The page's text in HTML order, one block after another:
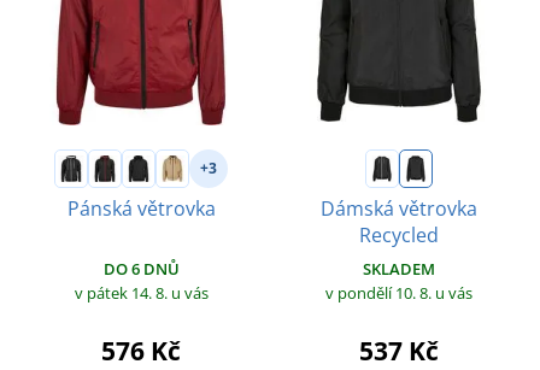
+3
Pánská větrovka
DO 6 DNŮ
v pátek 14. 8. u vás
576 Kč
Dámská větrovka
Recycled
SKLADEM
v pondělí 10. 8. u vás
537 Kč